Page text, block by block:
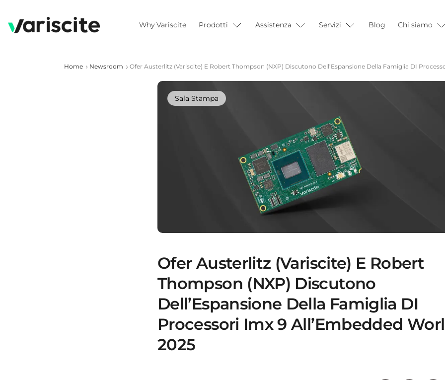
Why Variscite Prodotti Assistenza Servizi Blog Chi siamo
Home Newsroom Ofer Austerlitz (Variscite) E Robert Thompson (NXP) Discutono Dell’Espansione Della Famiglia DI
Sala Stampa
Ofer Austerlitz (Variscite) E Robert
Thompson (NXP) Discutono
Dell’Espansione Della Famiglia DI
Processori Imx 9 All’Embedded
2025